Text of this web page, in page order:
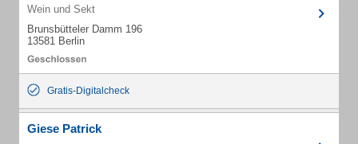
Wein und Sekt
Brunsbütteler Damm 196
13581 Berlin
Gratis-Digitalcheck
Giese Patrick